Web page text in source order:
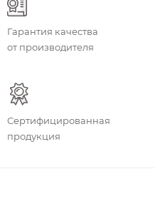
Гарантия качества
от производителя
Сертифицированная
продукция